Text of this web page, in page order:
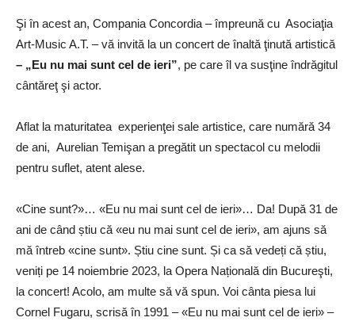
Şi în acest an, Compania Concordia – împreună cu Asociaţia
Art-Music A.T. – vă invită la un concert de înaltă ţinută artistică
– „Eu nu mai sunt cel de ieri”, pe care îl va susţine îndrăgitul
cântăreţ şi actor.
Aflat la maturitatea experienţei sale artistice, care numără 34
de ani, Aurelian Temişan a pregătit un spectacol cu melodii
pentru suflet, atent alese.
«Cine sunt?»… «Eu nu mai sunt cel de ieri»… Da! După 31 de
ani de când știu că «eu nu mai sunt cel de ieri», am ajuns să
mă întreb «cine sunt». Știu cine sunt. Și ca să vedeți că știu,
veniți pe 14 noiembrie 2023, la Opera Națională din Bucureşti,
la concert! Acolo, am multe să vă spun. Voi cânta piesa lui
Cornel Fugaru, scrisă în 1991 – «Eu nu mai sunt cel de ieri» –